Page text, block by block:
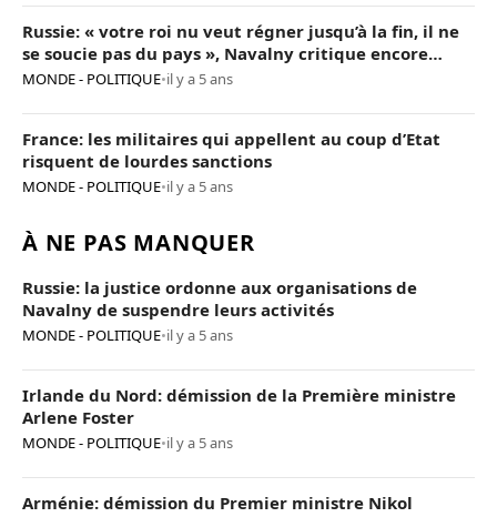
Russie: « votre roi nu veut régner jusqu’à la fin, il ne
se soucie pas du pays », Navalny critique encore
Poutine
MONDE - POLITIQUE•il y a 5 ans
France: les militaires qui appellent au coup d’Etat
risquent de lourdes sanctions
MONDE - POLITIQUE•il y a 5 ans
À NE PAS MANQUER
Russie: la justice ordonne aux organisations de
Navalny de suspendre leurs activités
MONDE - POLITIQUE•il y a 5 ans
Irlande du Nord: démission de la Première ministre
Arlene Foster
MONDE - POLITIQUE•il y a 5 ans
Arménie: démission du Premier ministre Nikol